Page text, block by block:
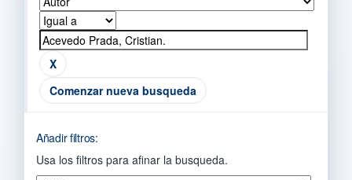
Comenzar nueva busqueda
Añadir filtros:
Usa los filtros para afinar la busqueda.